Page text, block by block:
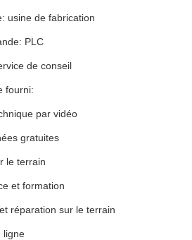
usine de fabrication
PLC
de conseil
fourni:
par vidéo
gratuites
le terrain
et formation
réparation sur le terrain
ligne